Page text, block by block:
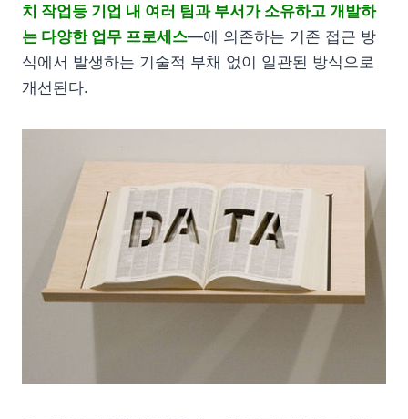
치 작업등 기업 내 여러 팀과 부서가 소유하고 개발하
는 다양한 업무 프로세스—에 의존하는 기존 접근 방
식에서 발생하는 기술적 부채 없이 일관된 방식으로
개선된다.